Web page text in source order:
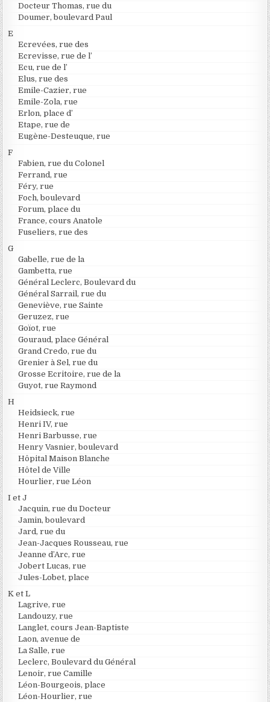
Docteur Thomas, rue du
Doumer, boulevard Paul
E
Ecrevées, rue des
Ecrevisse, rue de l’
Ecu, rue de l’
Elus, rue des
Emile-Cazier, rue
Emile-Zola, rue
Erlon, place d’
Etape, rue de
Eugène-Desteuque, rue
F
Fabien, rue du Colonel
Ferrand, rue
Féry, rue
Foch, boulevard
Forum, place du
France, cours Anatole
Fuseliers, rue des
G
Gabelle, rue de la
Gambetta, rue
Général Leclerc, Boulevard du
Général Sarrail, rue du
Geneviève, rue Sainte
Geruzez, rue
Goïot, rue
Gouraud, place Général
Grand Credo, rue du
Grenier à Sel, rue du
Grosse Ecritoire, rue de la
Guyot, rue Raymond
H
Heidsieck, rue
Henri IV, rue
Henri Barbusse, rue
Henry Vasnier, boulevard
Hôpital Maison Blanche
Hôtel de Ville
Hourlier, rue Léon
I et J
Jacquin, rue du Docteur
Jamin, boulevard
Jard, rue du
Jean-Jacques Rousseau, rue
Jeanne d’Arc, rue
Jobert Lucas, rue
Jules-Lobet, place
K et L
Lagrive, rue
Landouzy, rue
Langlet, cours Jean-Baptiste
Laon, avenue de
La Salle, rue
Leclerc, Boulevard du Général
Lenoir, rue Camille
Léon-Bourgeois, place
Léon-Hourlier, rue